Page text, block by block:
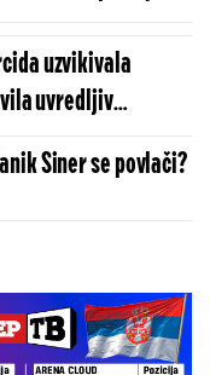
uzvikivala
uvredljiv
i Oluji
Siner se povlači?